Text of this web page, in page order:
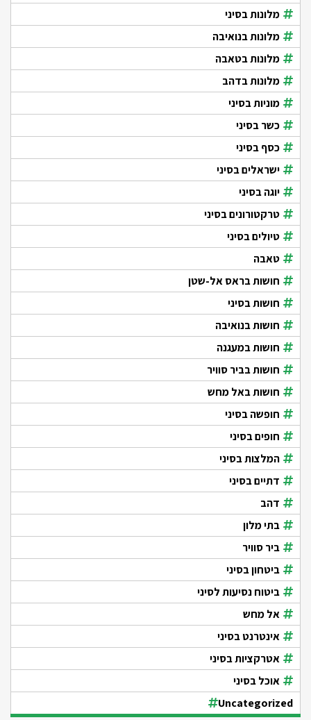
מלונות בסיני
מלונות בנואיבה
מלונות בטאבה
מלונות בדהב
מוניות בסיני
כשר בסיני
כסף בסיני
ישראלים בסיני
יוגה בסיני
טרקטורונים בסיני
טיולים בסיני
טאבה
חושות בראס אל-שטן
חושות בסיני
חושות בנואיבה
חושות במעגנה
חושות בביר סוויר
חושות באל מחש
חופשה בסיני
חופים בסיני
המלצות בסיני
דתיים בסיני
דהב
בתי מלון
ביר סוויר
ביטחון בסיני
ביטוח נסיעות לסיני
אל מחש
אינטרנט בסיני
אטרקציות בסיני
אוכל בסיני
Uncategorized